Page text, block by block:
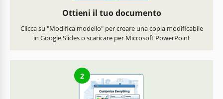
Ottieni il tuo documento
Clicca su "Modifica modello" per creare una copia modificabile
in Google Slides o scaricare per Microsoft PowerPoint
2